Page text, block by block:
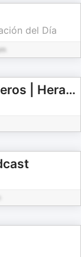
del Día
🎙️ Podcast de los Caballeros | Heraldos del Evangelio - Caballeros de la Virgen